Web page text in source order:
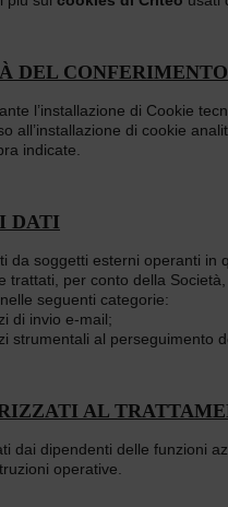
DEL
l’installazione di Cookie
all’installazione di cookie
indicate.
DATI
da soggetti esterni operanti in
trattati, per conto della
seguenti categorie:
di invio e-mail;
strumentali al perseguimento
AL
dai dipendenti delle funzioni
operative.